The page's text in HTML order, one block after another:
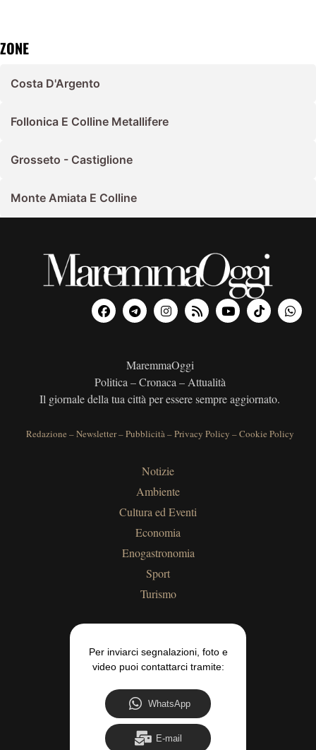
ZONE
Costa D'Argento
Follonica E Colline Metallifere
Grosseto - Castiglione
Monte Amiata E Colline
MaremmaOggi
Politica – Cronaca – Attualità
Il giornale della tua città per essere sempre aggiornato.
Redazione –Newsletter–Pubblicità–Privacy Policy –Cookie Policy
Notizie
Ambiente
Cultura ed Eventi
Economia
Enogastronomia
Sport
Turismo
Per inviarci segnalazioni, foto e
video puoi contattarci tramite:
WhatsApp
E-mail